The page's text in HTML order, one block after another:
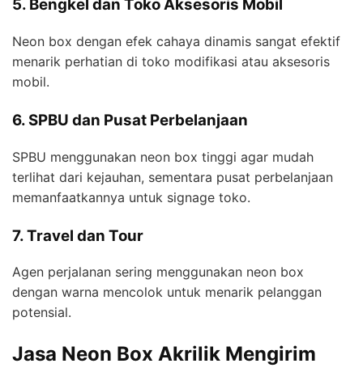
5. Bengkel dan Toko Aksesoris Mobil
Neon box dengan efek cahaya dinamis sangat efektif
menarik perhatian di toko modifikasi atau aksesoris
mobil.
6. SPBU dan Pusat Perbelanjaan
SPBU menggunakan neon box tinggi agar mudah
terlihat dari kejauhan, sementara pusat perbelanjaan
memanfaatkannya untuk signage toko.
7. Travel dan Tour
Agen perjalanan sering menggunakan neon box
dengan warna mencolok untuk menarik pelanggan
potensial.
Jasa Neon Box Akrilik Mengirim